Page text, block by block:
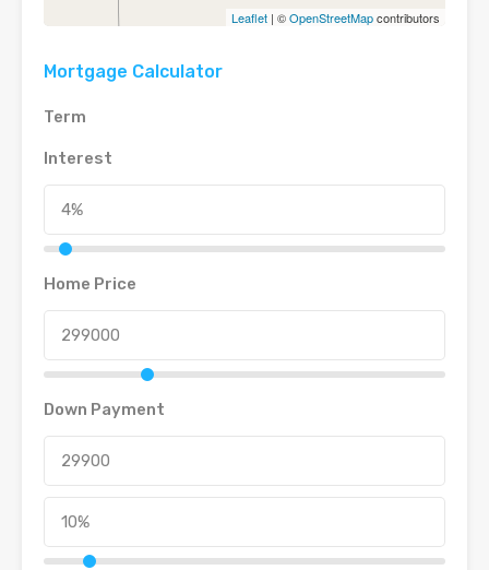
Leaflet | ©OpenStreetMapcontributors
Mortgage Calculator
Term
Interest
Home Price
Down Payment